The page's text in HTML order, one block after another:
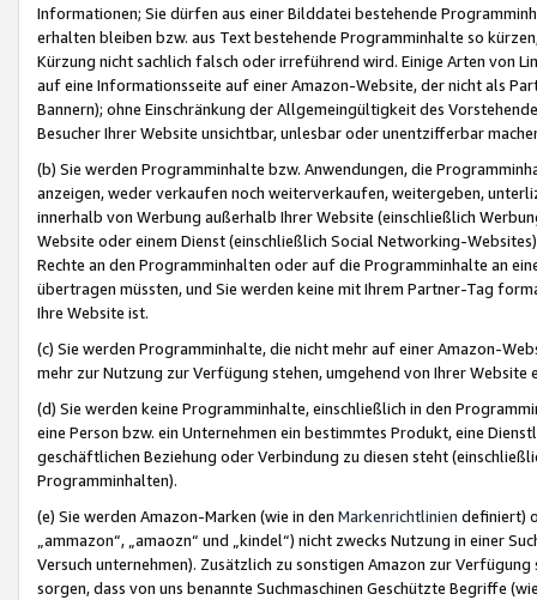
Informationen; Sie dürfen aus einer Bilddatei bestehende
erhalten bleiben bzw. aus Text bestehende Programminhalte so
Kürzung nicht sachlich falsch oder irreführend wird. Einige Arten von
auf eine Informationsseite auf einer Amazon-Website, der nicht als
Bannern); ohne Einschränkung der Allgemeingültigkeit des
Besucher Ihrer Website unsichtbar, unlesbar oder unentzifferbar
(b) Sie werden Programminhalte bzw. Anwendungen, die
anzeigen, weder verkaufen noch weiterverkaufen, weitergeben,
innerhalb von Werbung außerhalb Ihrer Website (einschließlich
Website oder einem Dienst (einschließlich Social Networking-
Rechte an den Programminhalten oder auf die Programminhalte an
übertragen müssten, und Sie werden keine mit Ihrem Partner-Tag
Ihre Website ist.
(c) Sie werden Programminhalte, die nicht mehr auf einer Amazon-
mehr zur Nutzung zur Verfügung stehen, umgehend von Ihrer
(d) Sie werden keine Programminhalte, einschließlich in den
eine Person bzw. ein Unternehmen ein bestimmtes Produkt, eine
geschäftlichen Beziehung oder Verbindung zu diesen steht
Programminhalten).
(e) Sie werden Amazon-Marken (wie in den Markenrichtlinien definiert)
„ammazon“, „amaozn“ und „kindel“) nicht zwecks Nutzung in einer
Versuch unternehmen). Zusätzlich zu sonstigen Amazon zur
sorgen, dass von uns benannte Suchmaschinen Geschützte Begriffe